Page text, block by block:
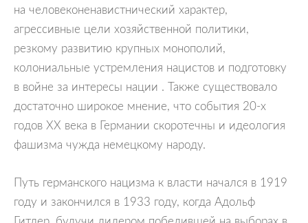
на человеконенавистнический характер,
агрессивные цели хозяйственной политики,
резкому развитию крупных монополий,
колониальные устремления нацистов и подготовку
в войне за интересы нации . Также существовало
достаточно широкое мнение, что события 20-х
годов XX века в Германии скоротечны и идеология
фашизма чужда немецкому народу.
Путь германского нацизма к власти начался в 1919
году и закончился в 1933 году, когда Адольф